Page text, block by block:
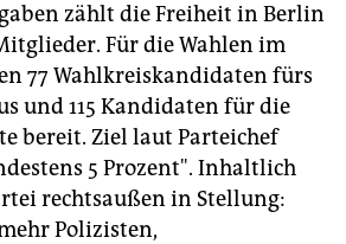
zählt die Freiheit in Berlin
Für die Wahlen im
77 Wahlkreiskandidaten fürs
und 115 Kandidaten für die
bereit. Ziel laut Parteichef
5 Prozent". Inhaltlich
rechtsaußen in Stellung:
Polizisten,